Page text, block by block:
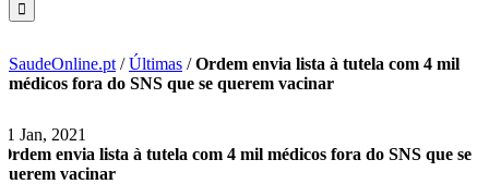
SaudeOnline.pt /Últimas /Ordem envia lista à tutela com 4 mil
médicos fora do SNS que se querem vacinar
11 Jan, 2021
Ordem envia lista à tutela com 4 mil médicos fora do SNS que se
querem vacinar